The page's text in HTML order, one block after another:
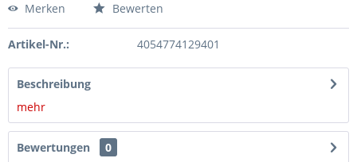
Merken Bewerten
Artikel-Nr.: 4054774129401
Beschreibung
mehr
Bewertungen
0